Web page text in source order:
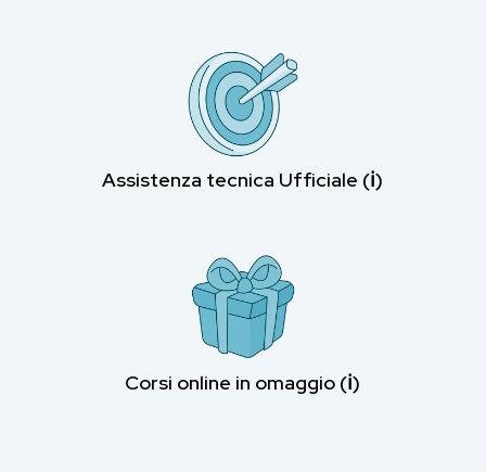
Assistenza tecnica Ufficiale (ℹ︎)
Corsi online in omaggio (ℹ︎)